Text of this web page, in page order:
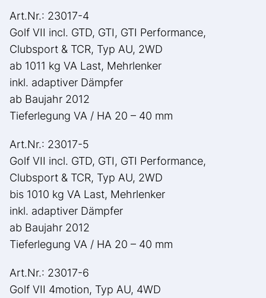
Art.Nr.: 23017-4
Golf VII incl. GTD, GTI, GTI Performance,
Clubsport & TCR, Typ AU, 2WD
ab 1011 kg VA Last, Mehrlenker
inkl. adaptiver Dämpfer
ab Baujahr 2012
Tieferlegung VA / HA 20 – 40 mm
Art.Nr.: 23017-5
Golf VII incl. GTD, GTI, GTI Performance,
Clubsport & TCR, Typ AU, 2WD
bis 1010 kg VA Last, Mehrlenker
inkl. adaptiver Dämpfer
ab Baujahr 2012
Tieferlegung VA / HA 20 – 40 mm
Art.Nr.: 23017-6
Golf VII 4motion, Typ AU, 4WD